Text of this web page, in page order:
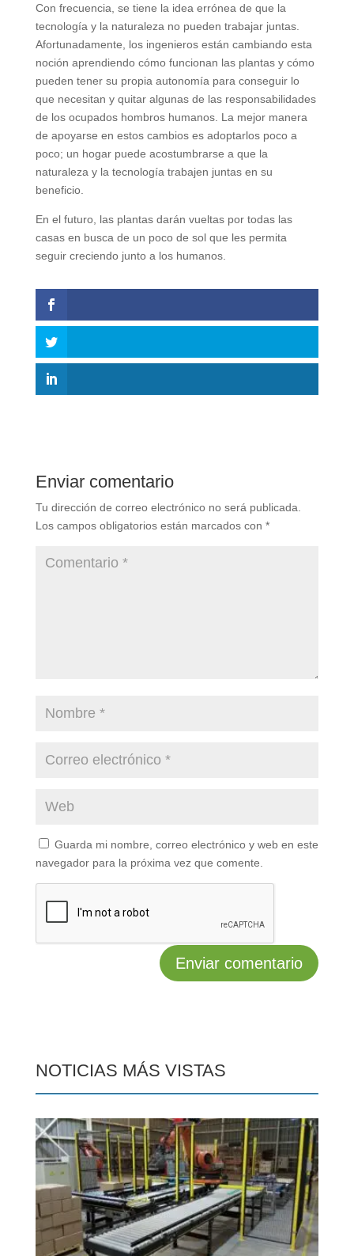
Con frecuencia, se tiene la idea errónea de que la
tecnología y la naturaleza no pueden trabajar juntas.
Afortunadamente, los ingenieros están cambiando esta
noción aprendiendo cómo funcionan las plantas y cómo
pueden tener su propia autonomía para conseguir lo
que necesitan y quitar algunas de las responsabilidades
de los ocupados hombros humanos. La mejor manera
de apoyarse en estos cambios es adoptarlos poco a
poco; un hogar puede acostumbrarse a que la
naturaleza y la tecnología trabajen juntas en su
beneficio.
En el futuro, las plantas darán vueltas por todas las
casas en busca de un poco de sol que les permita
seguir creciendo junto a los humanos.
Enviar comentario
Tu dirección de correo electrónico no será publicada.
Los campos obligatorios están marcados con *
Guarda mi nombre, correo electrónico y web en este
navegador para la próxima vez que comente.
NOTICIAS MÁS VISTAS